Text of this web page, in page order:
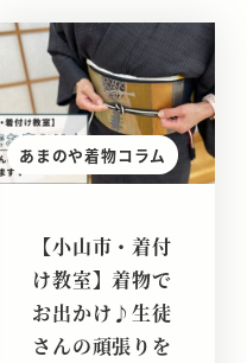
あまのや着物コラム
【小山市・着付
け教室】着物で
お出かけ♪生徒
さんの頑張りを